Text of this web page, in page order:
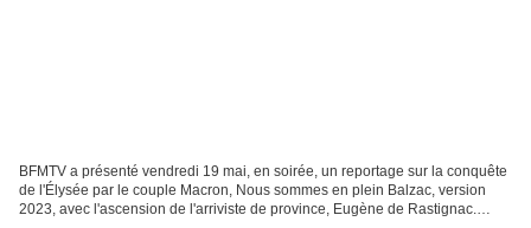
BFMTV a présenté vendredi 19 mai, en soirée, un reportage sur la conquête
de l'Élysée par le couple Macron, Nous sommes en plein Balzac, version
2023, avec l'ascension de l'arriviste de province, Eugène de Rastignac.